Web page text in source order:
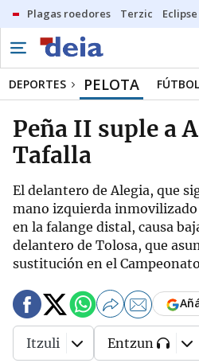
Plagas roedores Terzic Eclipse
DEPORTES PELOTA FÚTBOL
Peña II suple a
Tafalla
El delantero de Alegia, que
mano izquierda inmovilizado
en la falange distal, causa
delantero de Tolosa, que
sustitución en el
Itzuli Entzun